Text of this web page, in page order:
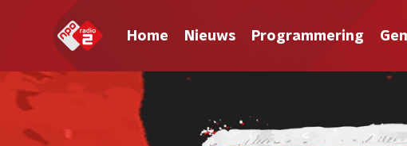
Home Nieuws Programmering